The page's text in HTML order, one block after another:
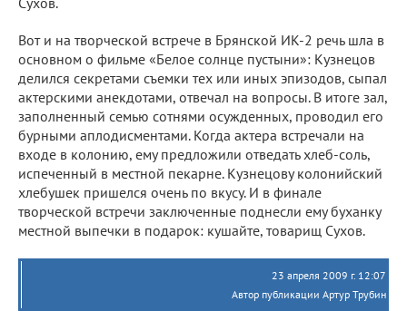
Вот и на творческой встрече в Брянской ИК-2 речь шла в
основном о фильме «Белое солнце пустыни»: Кузнецов
делился секретами съемки тех или иных эпизодов, сыпал
актерскими анекдотами, отвечал на вопросы. В итоге зал,
заполненный семью сотнями осужденных, проводил его
бурными аплодисментами. Когда актера встречали на
входе в колонию, ему предложили отведать хлеб-соль,
испеченный в местной пекарне. Кузнецову колонийский
хлебушек пришелся очень по вкусу. И в финале
творческой встречи заключенные поднесли ему буханку
местной выпечки в подарок: кушайте, товарищ Сухов.
23 апреля 2009 г. 12:07
Автор публикации Артур Трубин